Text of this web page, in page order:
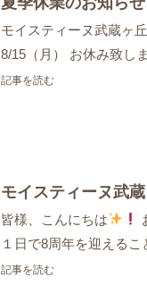
モイスティーヌ武蔵ヶ
8/15（月） お休み致し
記事を読む
モイスティーヌ武
皆様、こんにちは
１日で8周年を迎える
記事を読む